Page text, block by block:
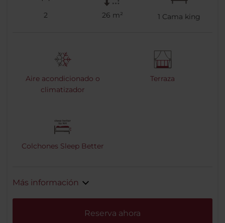
2 26 m² 1 Cama king
Aire acondicionado o
climatizador
Terraza
Colchones Sleep Better
Más información
Reserva ahora